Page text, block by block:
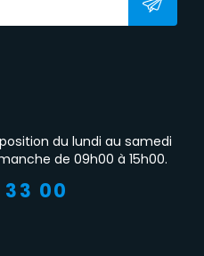
du lundi au samedi
de 09h00 à 15h00.
33 00